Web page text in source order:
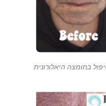
בחומצה היאלורונית